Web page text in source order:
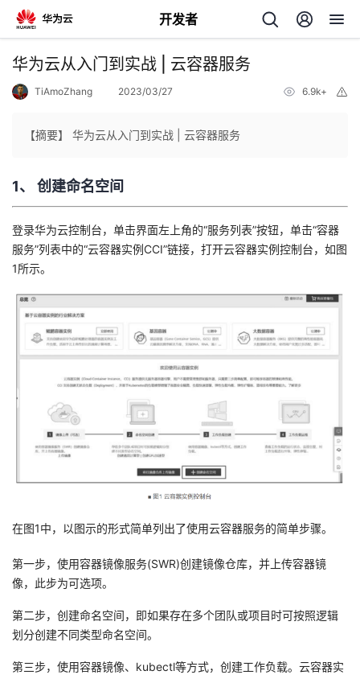
开发者
返
个
人
主
页
我
的
开
坛
圈
子
的
直
播
我
的
活
我
的
我
华为云从入门到实战 | 云容器服务
TiAmoZhang 2023/03/27 6.9k+
【摘要】 华为云从入门到实战 | 云容器服务
1、 创建命名空间
登录华为云控制台，单击界面左上角的“服务列表”按钮，单击“容器
服务”列表中的“云容器实例CCI”链接，打开云容器实例控制台，如图
1所示。
在图1中，以图示的形式简单列出了使用云容器服务的简单步骤。
第一步，使用容器镜像服务(SWR)创建镜像仓库，并上传容器镜
像，此步为可选项。
第二步，创建命名空间，即如果存在多个团队或项目时可按照逻辑
划分创建不同类型命名空间。
第三步，使用容器镜像、kubectl等方式，创建工作负载。云容器实